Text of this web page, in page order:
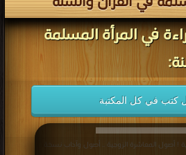
في المرأة المسلمة
كتب في كل المكتبة
! أصول المعاشرة الزوجية .. أصول وآداب نسخة
مصورة PDF مجانا